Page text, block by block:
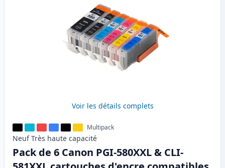
Voir les détails complets
Multipack
Neuf Très haute capacité
Pack de 6 Canon PGI-580XXL & CLI-